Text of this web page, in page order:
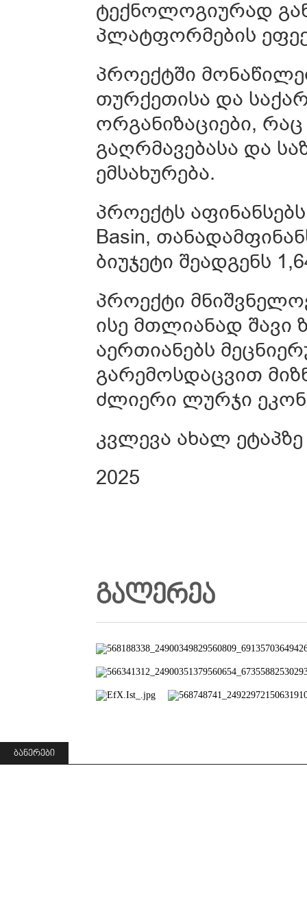
ტექნოლოგიურად
პლატფორმების
პროექტში
თურქეთისა და
ორგანიზაციები,
გაღრმავებასა და
ემსახურება.
პროექტს
Basin,
ბიუჯეტი შეადგენს
პროექტი
ისე მთლიანად შავი
აერთიანებს
გარემოსდაცვით
ძლიერი ლურჯი
კვლევა ახალ
2025
ᲒᲐᲚᲔᲠᲔᲐ
ᲑᲐᲜᲔᲠᲔᲑᲘ